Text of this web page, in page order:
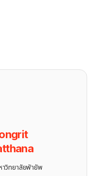
วิทยาลัยพัายัพ